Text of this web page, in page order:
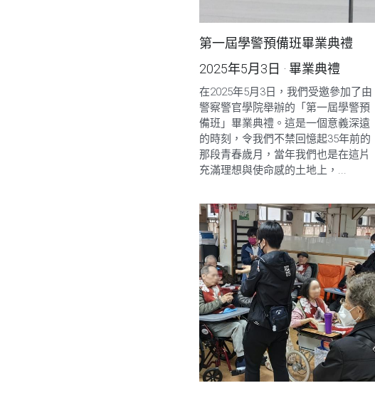
第一屆學警預備班畢業典禮
2025年5月3日 ·畢業典禮
在2025年5月3日，我們受邀參加了由
警察警官學院舉辦的「第一屆學警預
備班」畢業典禮。這是一個意義深遠
的時刻，令我們不禁回憶起35年前的
那段青春歲月，當年我們也是在這片
充滿理想與使命感的土地上，...